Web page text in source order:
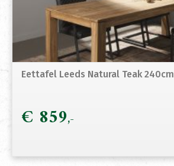
Eettafel Leeds Natural Teak 240cm
€ 859